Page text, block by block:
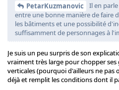
PetarKuzmanovic
Il en
entre une bonne manière de faire
les bâtiments et une possibilité
suffisamment de personnages à
Je suis un peu surpris de son
vraiment très large pour chopper
verticales (pourquoi d'ailleurs ne pas
déjà et remplit les conditions dont il